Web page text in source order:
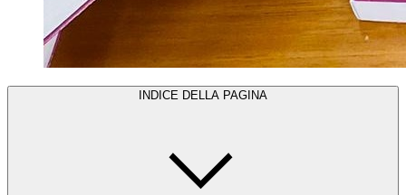
INDICE DELLA PAGINA